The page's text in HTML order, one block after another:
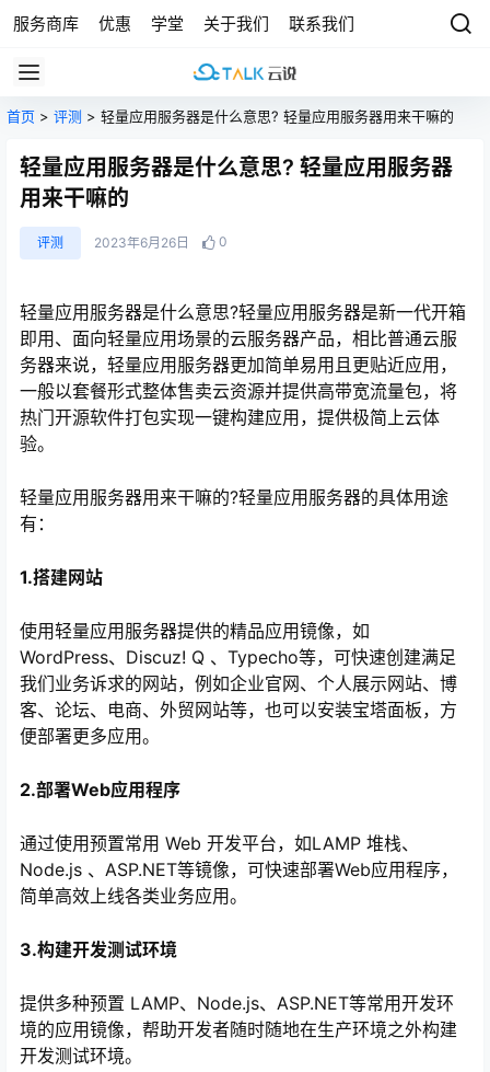
服务商库 优惠 学堂 关于我们 联系我们
首页 > 评测 > 轻量应用服务器是什么意思? 轻量应用服务器用来干嘛的
轻量应用服务器是什么意思? 轻量应用服务器
用来干嘛的
评测 2023年6月26日 0
轻量应用服务器是什么意思?轻量应用服务器是新一代开箱
即用、面向轻量应用场景的云服务器产品，相比普通云服
务器来说，轻量应用服务器更加简单易用且更贴近应用，
一般以套餐形式整体售卖云资源并提供高带宽流量包，将
热门开源软件打包实现一键构建应用，提供极简上云体
验。
轻量应用服务器用来干嘛的?轻量应用服务器的具体用途
有：
1.搭建网站
使用轻量应用服务器提供的精品应用镜像，如
WordPress、Discuz! Q 、Typecho等，可快速创建满足
我们业务诉求的网站，例如企业官网、个人展示网站、博
客、论坛、电商、外贸网站等，也可以安装宝塔面板，方
便部署更多应用。
2.部署Web应用程序
通过使用预置常用 Web 开发平台，如LAMP 堆栈、
Node.js 、ASP.NET等镜像，可快速部署Web应用程序，
简单高效上线各类业务应用。
3.构建开发测试环境
提供多种预置 LAMP、Node.js、ASP.NET等常用开发环
境的应用镜像，帮助开发者随时随地在生产环境之外构建
开发测试环境。